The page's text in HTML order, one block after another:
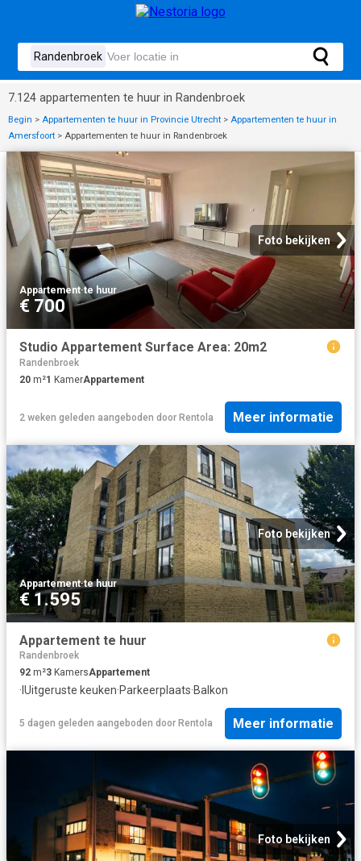
7.124 appartementen te huur in Randenbroek
Begin > Appartementen te huur in Provincie Utrecht > Appartementen te huur in
Amersfoort > Appartementen te huur in Randenbroek
Foto bekijken
Appartement·te huur
€ 700
Studio Appartement Surface Area: 20m2
Randenbroek
20 m²1 KamerAppartement
2 weken geleden aangeboden door Rentola Meer informatie
Foto bekijken
Appartement·te huur
€ 1.595
Appartement te huur
Randenbroek
92 m²3 KamersAppartement
· IUitgeruste keuken·Parkeerplaats·Balkon
5 dagen geleden aangeboden door Rentola Meer informatie
Foto bekijken